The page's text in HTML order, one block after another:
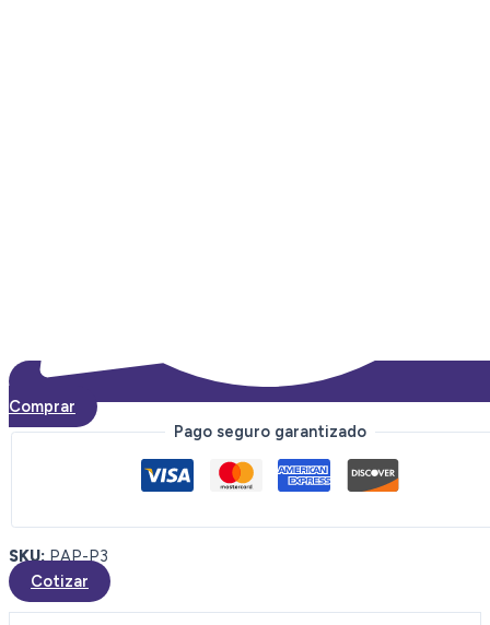
Comprar
Pago seguro garantizado
SKU: PAP-P3
Cotizar